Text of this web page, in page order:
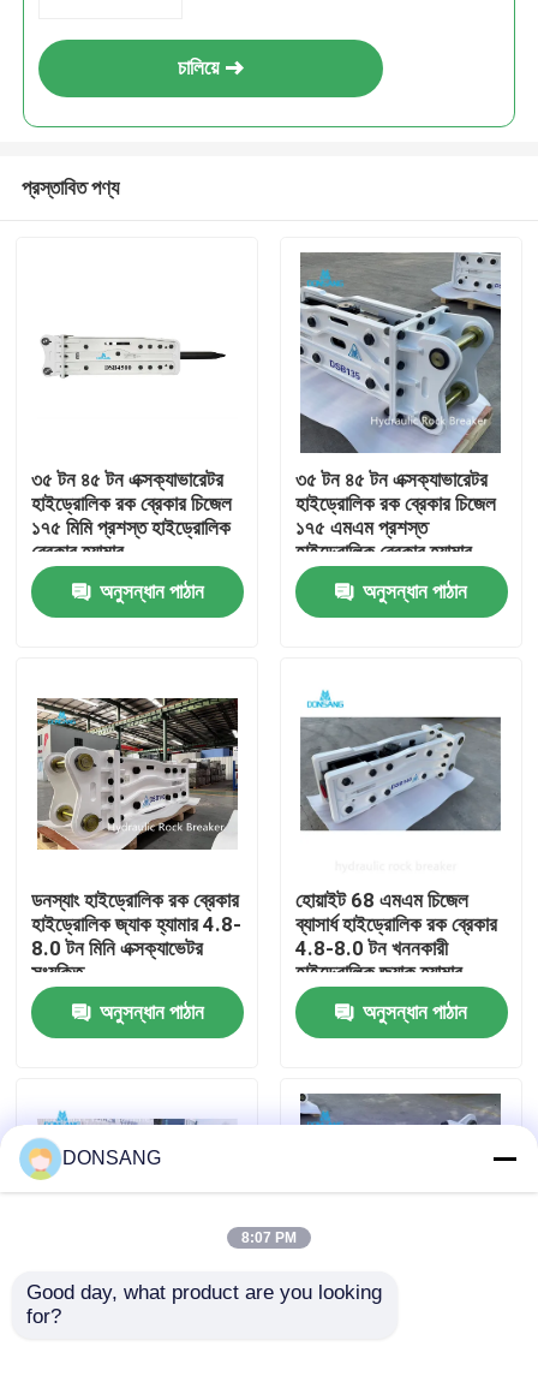
পণ্য
VR প্রদর্শন
আমাদের সম্পর্কে
কারখানা ভ্রমণ
যোগাযোগ করুন
হাইড্রোলিক রক ব্রেকার
চালিয়ে
প্রস্তাবিত পণ্য
৩৫ টন ৪৫ টন এক্সক্যাভারেটর
হাইড্রোলিক রক ব্রেকার চিজেল
১৭৫ মিমি প্রশস্ত হাইড্রোলিক
ব্রেকার হ্যামার
অনুসন্ধান পাঠান
৩৫ টন ৪৫ টন এক্সক্যাভারেটর
হাইড্রোলিক রক ব্রেকার চিজেল
১৭৫ এমএম প্রশস্ত
হাইড্রোলিক ব্রেকার হ্যামার
অনুসন্ধান পাঠান
ডনস্যাং হাইড্রোলিক রক ব্রেকার
হাইড্রোলিক জ্যাক হ্যামার 4.8-
8.0 টন মিনি এক্সক্যাভেটর
সংযুক্তি
অনুসন্ধান পাঠান
হোয়াইট 68 এমএম চিজেল
ব্যাসার্ধ হাইড্রোলিক রক ব্রেকার
4.8-8.0 টন খননকারী
হাইড্রোলিক জ্যাক হ্যামার
অনুসন্ধান পাঠান
ব্যাকহো লোডার হাইড্রোলিক রক
DONSANG
8:07 PM
Good day, what product are you looking
for?